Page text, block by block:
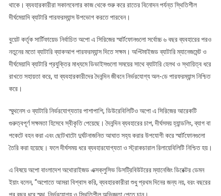
থাকে। ব্যবহারকারীরা সকালবেলার কাজ থেকে শুরু করে রাতের বিনোদন পর্যন্ত স্থিতিশীল
দীর্ঘমেয়াদি ব্যাটারি পারফরম্যান্স উপভোগ করতে পারবেন।
বুয়েট কর্তৃক সার্টিফায়েড নির্বাচিত অপো এ সিরিজের স্মার্টফোনগুলো সর্বোচ্চ ৬ বছর ব্যবহারের পরও
নতুনের মতো ব্যাটারি ব্যাকআপ পারফরম্যান্স দিতে সক্ষম। অপ্টিমাইজড ব্যাটারি ম্যানেজমেন্ট ও
দীর্ঘমেয়াদি ব্যাটারি প্রযুক্তির মাধ্যমে ডিভাইসগুলো সময়ের সাথে ব্যাটারি হেলথ ও স্থায়িত্ব ধরে
রাখতে সহায়তা করে, যা ব্যবহারকারীদের দৈনন্দিন জীবনে নির্ভরযোগ্য অল-ডে পারফরম্যান্স নিশ্চিত
করে।
স্মুথনেস ও ব্যাটারি নির্ভরযোগ্যতার পাশাপাশি, ডিউরেবিলিটিও অপো এ সিরিজের আরেকটি
গুরুত্বপূর্ণ সক্ষমতা হিসেবে স্বীকৃতি পেয়েছে। দৈনন্দিন ব্যবহারের চাপ, দীর্ঘসময় হ্যান্ডলিং, ব্যাগ বা
পকেটে বহন করা এবং ছোটখাটো দুর্ঘটনাজনিত আঘাত সহ্য করার উপযোগী করে স্মার্টফোনগুলো
তৈরি করা হয়েছে। ফলে দীর্ঘসময় ধরে ব্যবহারযোগ্যতা ও স্ট্রাকচারাল রিলায়েবিলিটি নিশ্চিত হয়।
এ বিষয়ে অপো বাংলাদেশ অথোরাইজড এক্সক্লুসিভ ডিসট্রিবিউটরের ম্যানেজিং ডিরেক্টর ডেমন
ইয়াং বলেন, “অপোতে আমরা বিশ্বাস করি, ব্যবহারকারীরা শুধু প্রথম দিনের জন্য নয়, বরং বছরের
পর বছর ধরে স্মুথ, নির্ভরযোগ্য ও স্থিতিশীল অভিজ্ঞতা পেতে চান।